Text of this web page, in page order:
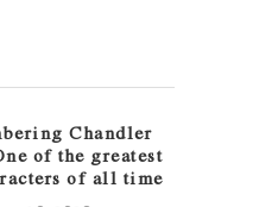
Chandler
of the greatest
of all time